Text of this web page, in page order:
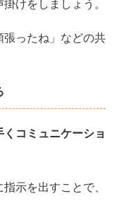
けをしましょう。
ったね」などの共
コミュニケーショ
示を出すことで、